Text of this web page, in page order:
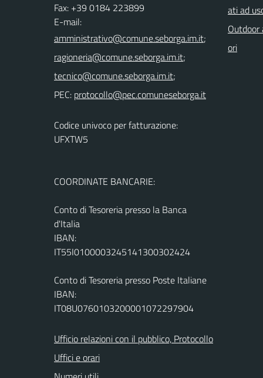
Fax: +39 0184 223899
E-mail:
;
;
;
PEC:
Codice univoco per fatturazione:
UFXTW5
COORDINATE BANCARIE:
Conto di Tesoreria presso la Banca
d'Italia
IBAN:
IT55I0100003245141300302424
Conto di Tesoreria presso Poste Italiane
IBAN:
IT08U0760103200001072297904
Ufficio relazioni con il pubblico, Protocollo
Uffici e orari
ati ad
Outdoor
ori